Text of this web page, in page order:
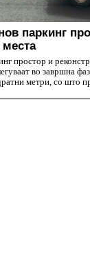
паркинг
места
простор и
во завршна
метри, со што